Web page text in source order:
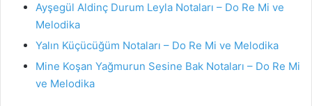
Ayşegül Aldinç Durum Leyla Notaları – Do Re Mi ve
Melodika
Yalın Küçücüğüm Notaları – Do Re Mi ve Melodika
Mine Koşan Yağmurun Sesine Bak Notaları – Do Re Mi
ve Melodika